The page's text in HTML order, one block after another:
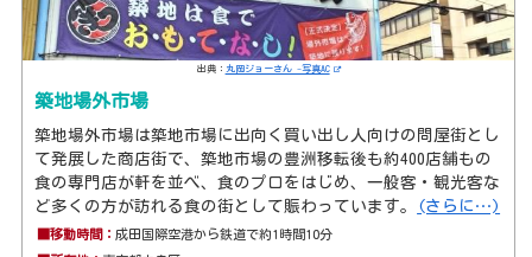
出典： 丸岡ジョーさん -写真AC
築地場外市場
築地場外市場は築地市場に出向く買い出し人向けの問屋街とし
て発展した商店街で、築地市場の豊洲移転後も約400店舗もの
食の専門店が軒を並べ、食のプロをはじめ、一般客・観光客な
ど多くの方が訪れる食の街として賑わっています。
(さらに…)
■移動時間： 成田国際空港から鉄道で約1時間10分